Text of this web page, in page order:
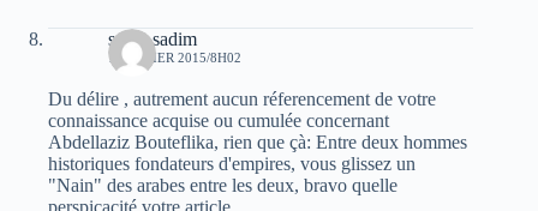
sarah sadim
1 JANVIER 2015/8H02
Du délire , autrement aucun réferencement de votre
connaissance acquise ou cumulée concernant
Abdellaziz Bouteflika, rien que çà: Entre deux hommes
historiques fondateurs d'empires, vous glissez un
"Nain" des arabes entre les deux, bravo quelle